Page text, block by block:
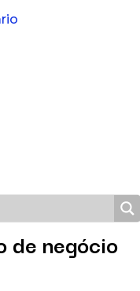
de negócio